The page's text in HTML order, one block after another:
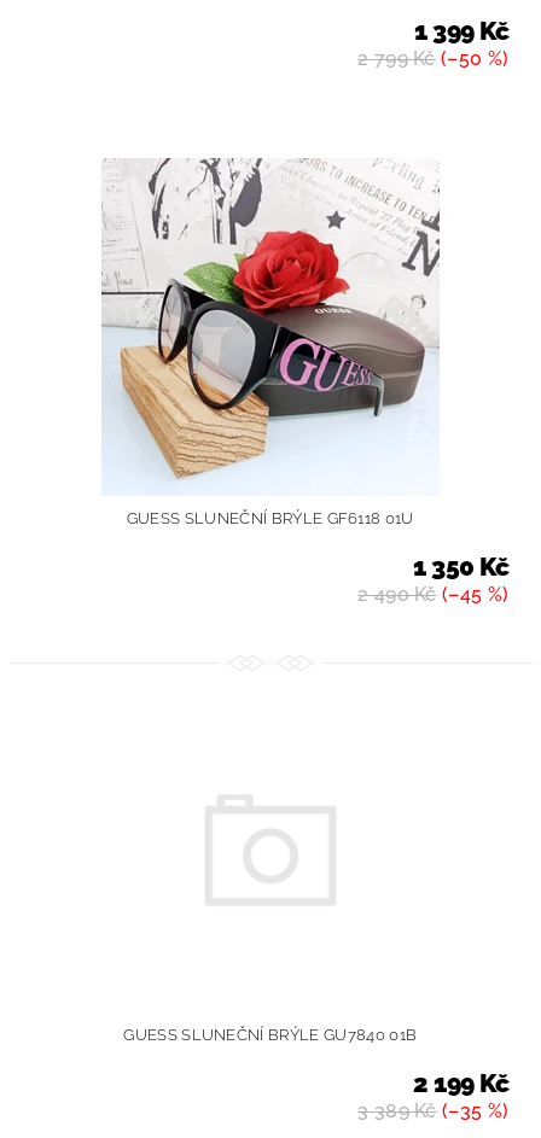
2 799 Kč(–50 %)
1 399 Kč
GUESS SLUNEČNÍ BRÝLE GF6118 01U
2 490 Kč(–45 %)
1 350 Kč
GUESS SLUNEČNÍ BRÝLE GU7840 01B
3 389 Kč(–35 %)
2 199 Kč